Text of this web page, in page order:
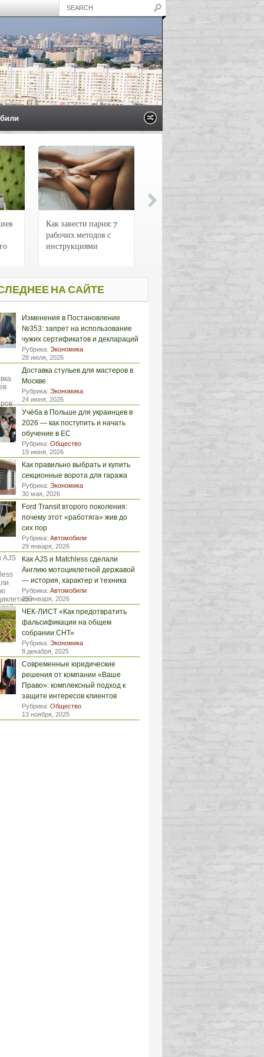
Как завести парня: 7
рабочих методов с
инструкциями
НА САЙТЕ
Изменения в Постановление
№353: запрет на использование
чужих сертификатов и деклараций
Рубрика: Экономика
28 июля, 2026
Доставка стульев для мастеров в
Москве
Рубрика: Экономика
24 июня, 2026
Учёба в Польше для украинцев в
2026 — как поступить и начать
обучение в ЕС
Рубрика: Общество
19 июня, 2026
Как правильно выбрать и купить
секционные ворота для гаража
Рубрика: Экономика
30 мая, 2026
Ford Transit второго поколения:
почему этот «работяга» жив до
сих пор
Рубрика: Автомобили
29 января, 2026
Как AJS и Matchless сделали
Англию мотоциклетной державой
— история, характер и техника
Рубрика: Автомобили
29 января, 2026
ЧЕК-ЛИСТ «Как предотвратить
фальсификации на общем
собрании СНТ»
Рубрика: Экономика
8 декабря, 2025
Современные юридические
решения от компании «Ваше
Право»: комплексный подход к
защите интересов клиентов
Рубрика: Общество
13 ноября, 2025